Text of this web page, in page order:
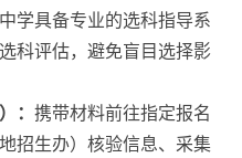
学具备专业的选科指导系
科评估，避免盲目选择影
： 携带材料前往指定报名
招生办）核验信息、采集